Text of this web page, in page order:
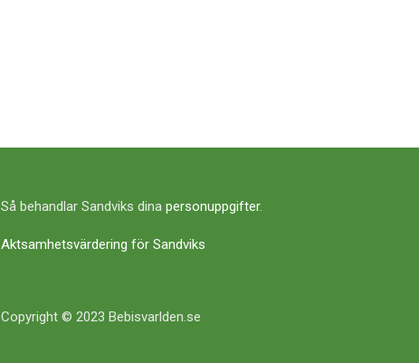
Så behandlar Sandviks dina personuppgifter.
Aktsamhetsvärdering för Sandviks
Copyright © 2023 Bebisvarlden.se